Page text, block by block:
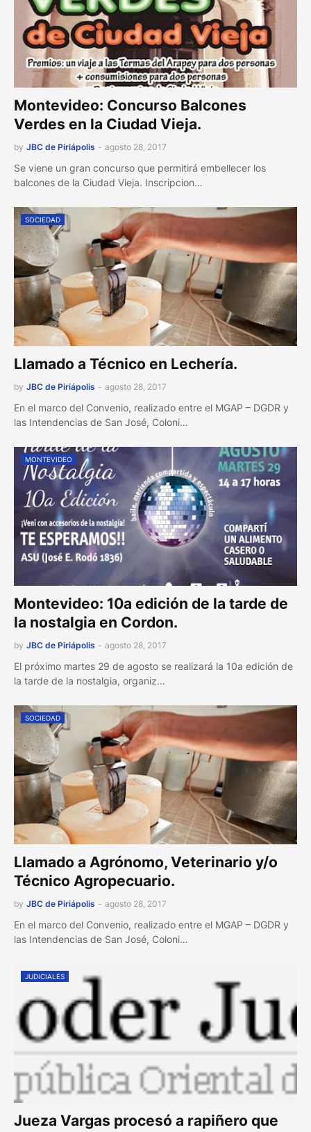
Montevideo: Concurso Balcones
Verdes en la Ciudad Vieja.
by JBC de Piriápolis - agosto 28, 2017
Se viene un gran concurso que permitirá embellecer los
balcones de la Ciudad Vieja. Inscripcion…
SOCIEDAD
Llamado a Técnico en Lechería.
by JBC de Piriápolis - agosto 28, 2017
En el marco del Convenio, realizado entre el MGAP – DGDR y
las Intendencias de San José, Coloni…
MONTEVIDEO
Montevideo: 10a edición de la tarde de
la nostalgia en Cordon.
by JBC de Piriápolis - agosto 28, 2017
El próximo martes 29 de agosto se realizará la 10a edición de
la tarde de la nostalgia, organiz…
SOCIEDAD
Llamado a Agrónomo, Veterinario y/o
Técnico Agropecuario.
by JBC de Piriápolis - agosto 28, 2017
En el marco del Convenio, realizado entre el MGAP – DGDR y
las Intendencias de San José, Coloni…
JUDICIALES
Jueza Vargas procesó a rapiñero que